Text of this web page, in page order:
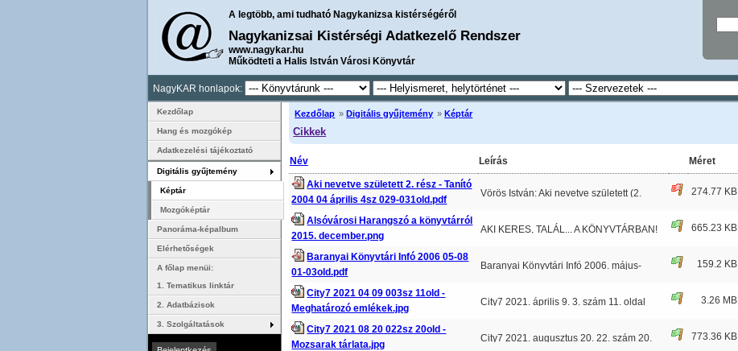
A legtöbb, ami tudható Nagykanizsa kistérségéről
Nagykanizsai Kistérségi Adatkezelő Rendszer
www.nagykar.hu
Működteti a Halis István Városi Könyvtár
NagyKAR honlapok:
Kezdőlap » Digitális gyűjtemény » Képtár
Cikkek
Név Leírás Méret
Aki nevetve született 2. rész - Tanító
2004 04 április 4sz 029-031old.pdf
Vörös István: Aki nevetve született (2.
274.77 KB
Alsóvárosi Harangszó a könyvtárról
2015. december.png
AKI KERES, TALÁL... A KÖNYVTÁRBAN!
665.23 KB
Baranyai Könyvtári Infó 2006 05-08
01-03old.pdf
Baranyai Könyvtári Infó 2006. május-
159.2 KB
City7 2021 04 09 003sz 11old -
Meghatározó emlékek.jpg
City7 2021. április 9. 3. szám 11. oldal
3.26 MB
City7 2021 08 20 022sz 20old -
Mozsarak tárlata.jpg
City7 2021. augusztus 20. 22. szám 20.
773.36 KB
Kezdőlap
Hang és mozgókép
Adatkezelési tájékoztató
Digitális gyűjtemény
Képtár
Mozgóképtár
Panoráma-képalbum
Elérhetőségek
A főlap menüi:
1. Tematikus linktár
2. Adatbázisok
3. Szolgáltatások